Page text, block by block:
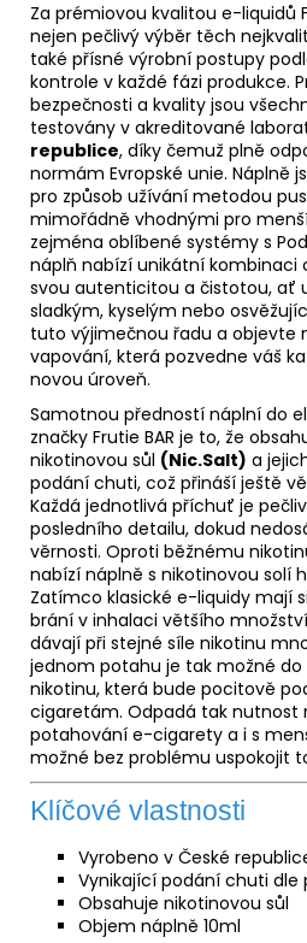
Za prémiovou kvalitou e-liquidů
nejen pečlivý výběr těch
také přísné výrobní postupy
kontrole v každé fázi produkce.
bezpečnosti a kvality jsou
testovány v akreditované
republice, díky čemuž plně
normám Evropské unie. Náplně
pro způsob užívání metodou
mimořádně vhodnými pro
zejména oblíbené systémy s
náplň nabízí unikátní kombinaci
svou autenticitou a čistotou, ať
sladkým, kyselým nebo
tuto výjimečnou řadu a objevte
vapování, která pozvedne váš
novou úroveň.
Samotnou předností náplní do
značky Frutie BAR je to, že
nikotinovou sůl (Nic.Salt) a
podání chuti, což přináší ještě
Každá jednotlivá příchuť je
posledního detailu, dokud
věrnosti. Oproti běžnému
nabízí náplně s nikotinovou solí
Zatímco klasické e-liquidy mají
brání v inhalaci většího
dávají při stejné síle nikotinu
jednom potahu je tak možné
nikotinu, která bude pocitově
cigaretám. Odpadá tak nutnost
potahování e-cigarety a i s
možné bez problému uspokojit
Klíčové vlastnosti
Vyrobeno v České
Vynikající podání chuti dle
Obsahuje nikotinovou sůl
Objem náplně 10ml